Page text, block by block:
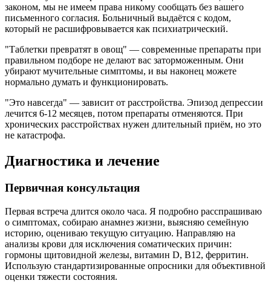
законом, мы не имеем права никому сообщать без вашего
письменного согласия. Больничный выдаётся с кодом,
который не расшифровывается как психиатрический.
"Таблетки превратят в овощ" — современные препараты при
правильном подборе не делают вас заторможенным. Они
убирают мучительные симптомы, и вы наконец можете
нормально думать и функционировать.
"Это навсегда" — зависит от расстройства. Эпизод депрессии
лечится 6-12 месяцев, потом препараты отменяются. При
хронических расстройствах нужен длительный приём, но это
не катастрофа.
Диагностика и лечение
Первичная консультация
Первая встреча длится около часа. Я подробно расспрашиваю
о симптомах, собираю анамнез жизни, выясняю семейную
историю, оцениваю текущую ситуацию. Направляю на
анализы крови для исключения соматических причин:
гормоны щитовидной железы, витамин D, B12, ферритин.
Использую стандартизированные опросники для объективной
оценки тяжести состояния.